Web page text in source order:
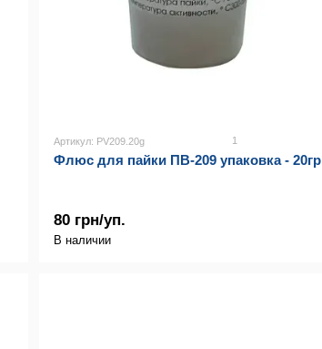
Артикул: PV209.20g 1
Флюс для пайки ПВ-209 упаковка - 20гр
80 грн/уп.
В наличии